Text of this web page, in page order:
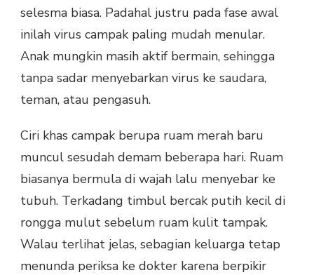
selesma biasa. Padahal justru pada fase awal
inilah virus campak paling mudah menular.
Anak mungkin masih aktif bermain, sehingga
tanpa sadar menyebarkan virus ke saudara,
teman, atau pengasuh.
Ciri khas campak berupa ruam merah baru
muncul sesudah demam beberapa hari. Ruam
biasanya bermula di wajah lalu menyebar ke
tubuh. Terkadang timbul bercak putih kecil di
rongga mulut sebelum ruam kulit tampak.
Walau terlihat jelas, sebagian keluarga tetap
menunda periksa ke dokter karena berpikir